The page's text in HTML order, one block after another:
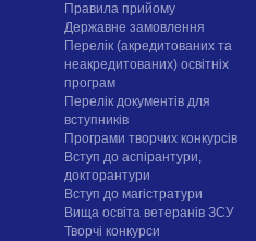
Правила прийому
Державне замовлення
Перелік (акредитованих та
неакредитованих) освітніх
програм
Перелік документів для
вступників
Програми творчих конкурсiв
Вступ до аспірантури,
докторантури
Вступ до магістратури
Вища освіта ветеранів ЗСУ
Творчі конкурси